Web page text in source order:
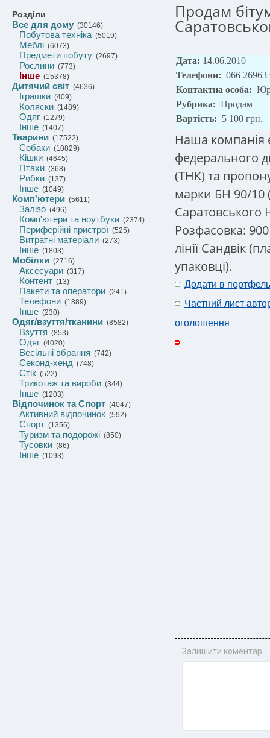
Розділи
Все для дому (30146)
Побутова техніка(5019)
Меблі (6073)
Предмети побуту (2697)
Рослини (773)
Інше (15378)
Дитячий світ (4636)
Іграшки (409)
Коляски (1489)
Одяг (1279)
Інше (1407)
Тварини (17522)
Собаки (10829)
Кішки (4645)
Птахи (368)
Рибки (137)
Інше (1049)
Комп'ютери (5611)
Залізо (496)
Комп'ютери та ноутбуки (2374)
Периферійні пристрої (525)
Витратні матеріали (273)
Інше (1803)
Мобілки (2716)
Аксесуари (317)
Контент (13)
Пакети та оператори (241)
Телефони (1889)
Інше (230)
Одяг/взуття/тканини (8582)
Взуття (853)
Одяг (4020)
Весільні вбрання (742)
Секонд-хенд (748)
Стік (522)
Трикотаж та вироби (344)
Інше (1203)
Відпочинок та Спорт (4047)
Активний відпочинок (592)
Спорт (1356)
Туризм та подорожі (850)
Тусовки (86)
Інше (1093)
Продам
Дата: 14.06.2010
Телефони: 066
Контактна особа:
Рубрика: Продам
Вартість: 5 100 грн.
Наша компанія
федерального
(ТНК) та
марки БН 90/10
Саратовського
Розфасовка:
лінії Сандвік
упаковці).
Додати в портфель
Частний лист
оголошення
Залишити коментар: